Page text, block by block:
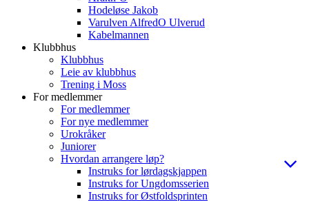
Hodeløse Jakob
Varulven AlfredO Ulverud
Kabelmannen
Klubbhus
Klubbhus
Leie av klubbhus
Trening i Moss
For medlemmer
For medlemmer
For nye medlemmer
Urokråker
Juniorer
Hvordan arrangere løp?
Instruks for lørdagskjappen
Instruks for Ungdomsserien
Instruks for Østfoldsprinten